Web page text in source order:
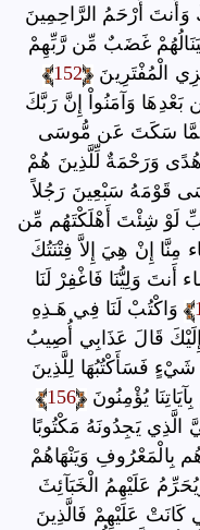
وَأَنتَ أَرْحَمُ الرَّاحِمِينَ
غَضَبٌ مِّن رَّبِّهِمْ
الْمُفْتَرِينَ
152
بَعْدِهَا وَآمَنُواْ إِنَّ رَبَّكَ
سَكَتَ عَن مُّوسَى
وَرَحْمَةٌ لِّلَّذِينَ هُمْ
قَوْمَهُ سَبْعِينَ رَجُلاً
رَبِّ لَوْ شِئْتَ أَهْلَكْتَهُم مِّن
مِنَّا إِنْ هِيَ إِلاَّ فِتْنَتُكَ
وَلِيُّنَا فَاغْفِرْ لَنَا
وَاكْتُبْ لَنَا فِي هَـذِهِ
إِلَيْكَ قَالَ عَذَابِي أُصِيبُ
فَسَأَكْتُبُهَا لِلَّذِينَ
يُؤْمِنُونَ 156
الَّذِي يَجِدُونَهُ مَكْتُوبًا
بِالْمَعْرُوفِ وَيَنْهَاهُمْ
عَلَيْهِمُ الْخَبَآئِثَ
كَانَتْ عَلَيْهِمْ فَالَّذِينَ